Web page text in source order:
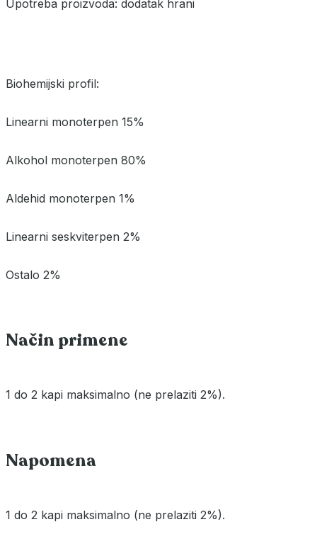
Upotreba proizvoda: dodatak hrani
Biohemijski profil:
Linearni monoterpen 15%
Alkohol monoterpen 80%
Aldehid monoterpen 1%
Linearni seskviterpen 2%
Ostalo 2%
Način primene
1 do 2 kapi maksimalno (ne prelaziti 2%).
Napomena
1 do 2 kapi maksimalno (ne prelaziti 2%).